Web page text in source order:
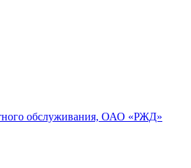
обслуживания, ОАО «РЖД»